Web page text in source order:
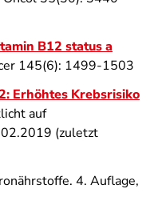
B12 status a
145(6): 1499-1503
Erhöhtes Krebsrisiko
auf
(zuletzt
4. Auflage,